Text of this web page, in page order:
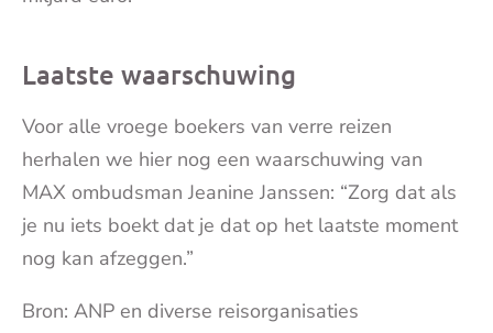
Laatste waarschuwing
Voor alle vroege boekers van verre reizen
herhalen we hier nog een waarschuwing van
MAX ombudsman Jeanine Janssen: “Zorg dat als
je nu iets boekt dat je dat op het laatste moment
nog kan afzeggen.”
Bron: ANP en diverse reisorganisaties